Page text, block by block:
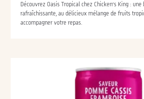
Découvrez Oasis Tropical chez Chicken’s King :
rafraîchissante, au délicieux mélange de fruits
accompagner votre repas.